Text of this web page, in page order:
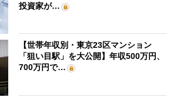
投資家が…
【世帯年収別・東京23区マンション
「狙い目駅」を大公開】年収500万円、
700万円で…